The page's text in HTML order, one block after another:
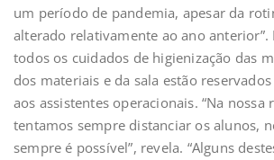
um período de pandemia, apesar da
alterado relativamente ao ano anterior”.
todos os cuidados de higienização das
dos materiais e da sala estão
aos assistentes operacionais. “Na nossa
tentamos sempre distanciar os alunos,
sempre é possível”, revela. “Alguns